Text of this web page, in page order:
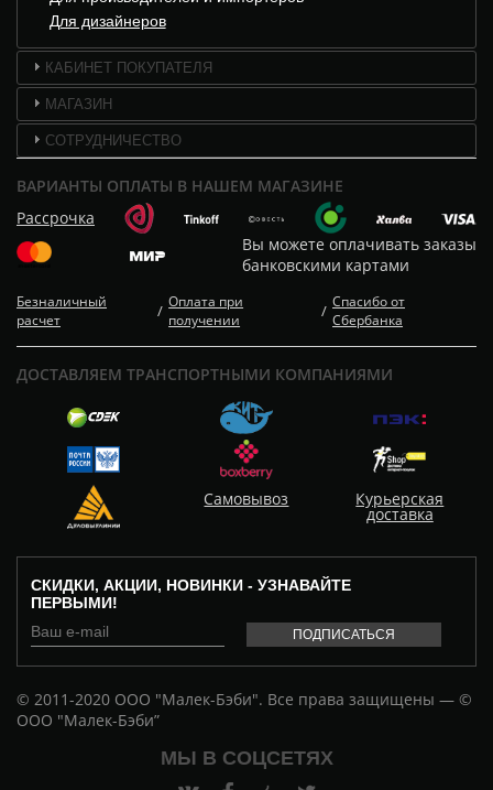
Для дизайнеров
КАБИНЕТ ПОКУПАТЕЛЯ
МАГАЗИН
СОТРУДНИЧЕСТВО
ВАРИАНТЫ ОПЛАТЫ В НАШЕМ МАГАЗИНЕ
Рассрочка
Вы можете оплачивать заказы
банковскими картами
Безналичный
расчет
/ Оплата при
получении
/ Спасибо от
Сбербанка
СКИДКИ, АКЦИИ, НОВИНКИ - УЗНАВАЙТЕ
ПЕРВЫМИ!
© 2011-2020 ООО "Малек-Бэби". Все права защищены — ©
ООО "Малек-Бэби”
ДОСТАВЛЯЕМ ТРАНСПОРТНЫМИ КОМПАНИЯМИ
Самовывоз Курьерская
доставка
МЫ В СОЦСЕТЯХ